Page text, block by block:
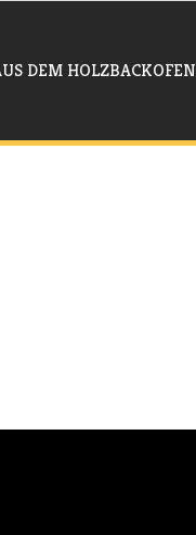
DEM HOLZBACKOFEN